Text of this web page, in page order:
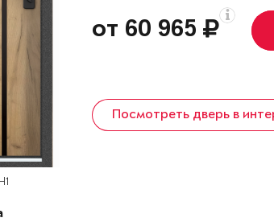
от 60 965
Посмотреть дверь в